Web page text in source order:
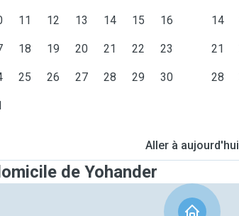
11 12 13 14 15 16
18 19 20 21 22 23
25 26 27 28 29 30
14
21
28
Aller à aujourd'hui
de Yohander